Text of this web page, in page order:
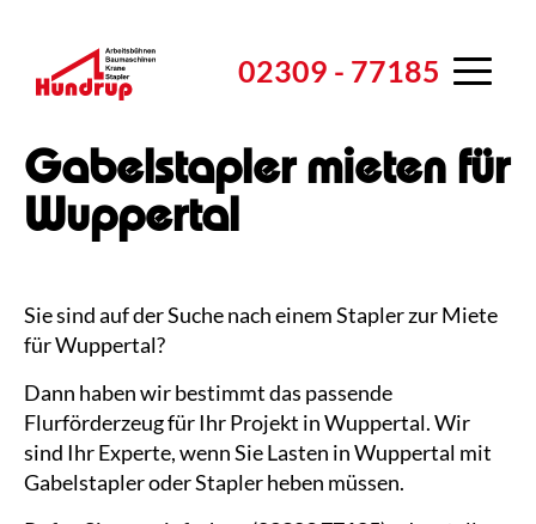
02309 - 77185
Toggle
navigation
Vermietung
Mietpark
Mietkonfigurator
Einsatzbeispiele
FAQ / Einsatzplanung
Verkauf
Bagger / Radlader
Elektrowerkzeug
Rüttelplatten / Stampfer
Service
Downloads
Glossar
Kataloganfrage
Wartung / Reparatur
Schulungszentrum
FAQ - Schulungen
Hundrup
Hundrup
Erfolgsgeschichten
Jobs & Karriere
Blog
Gabelstapler mieten für
Wuppertal
Sie sind auf der Suche nach einem Stapler zur Miete
für Wuppertal?
Dann haben wir bestimmt das passende
Flurförderzeug für Ihr Projekt in Wuppertal. Wir
sind Ihr Experte, wenn Sie Lasten in Wuppertal mit
Gabelstapler oder Stapler heben müssen.